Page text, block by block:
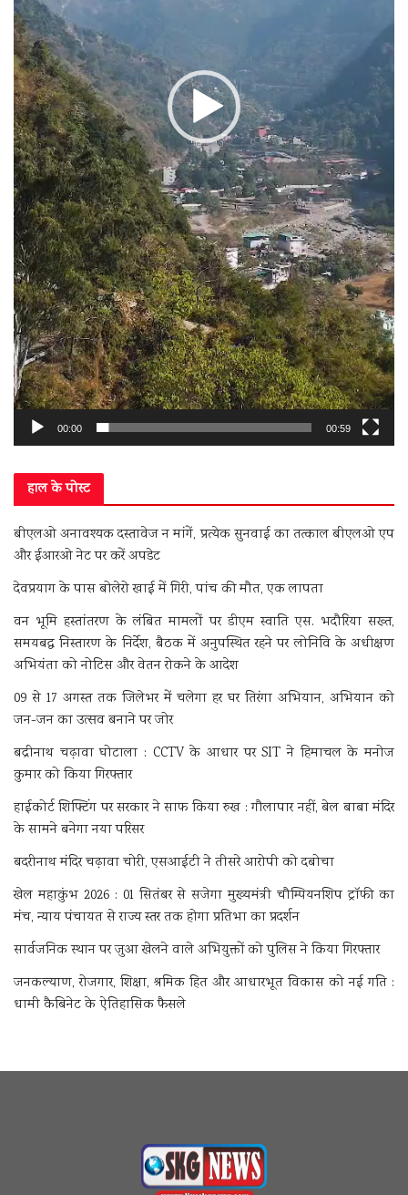
00:00 00:59
हाल के पोस्ट
बीएलओ अनावश्यक दस्तावेज न मांगें, प्रत्येक सुनवाई का तत्काल बीएलओ एप
और ईआरओ नेट पर करें अपडेट
देवप्रयाग के पास बोलेरो खाई में गिरी, पांच की मौत, एक लापता
वन भूमि हस्तांतरण के लंबित मामलों पर डीएम स्वाति एस. भदौरिया सख्त,
समयबद्ध निस्तारण के निर्देश, बैठक में अनुपस्थित रहने पर लोनिवि के अधीक्षण
अभियंता को नोटिस और वेतन रोकने के आदेश
09 से 17 अगस्त तक जिलेभर में चलेगा हर घर तिरंगा अभियान, अभियान को
जन-जन का उत्सव बनाने पर जोर
बद्रीनाथ चढ़ावा घोटाला : CCTV के आधार पर SIT ने हिमाचल के मनोज
कुमार को किया गिरफ्तार
हाईकोर्ट शिफ्टिंग पर सरकार ने साफ किया रुख : गौलापार नहीं, बेल बाबा मंदिर
के सामने बनेगा नया परिसर
बदरीनाथ मंदिर चढ़ावा चोरी, एसआईटी ने तीसरे आरोपी को दबोचा
खेल महाकुंभ 2026 : 01 सितंबर से सजेगा मुख्यमंत्री चौम्पियनशिप ट्रॉफी का
मंच, न्याय पंचायत से राज्य स्तर तक होगा प्रतिभा का प्रदर्शन
सार्वजनिक स्थान पर जुआ खेलने वाले अभियुक्तों को पुलिस ने किया गिरफ्तार
जनकल्याण, रोजगार, शिक्षा, श्रमिक हित और आधारभूत विकास को नई गति :
धामी कैबिनेट के ऐतिहासिक फैसले